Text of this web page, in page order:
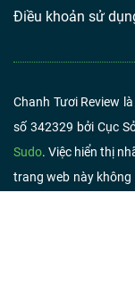
Điều khoản sử
Chanh Tươi Review
số 342329 bởi Cục
Sudo. Việc hiển thị
trang web này